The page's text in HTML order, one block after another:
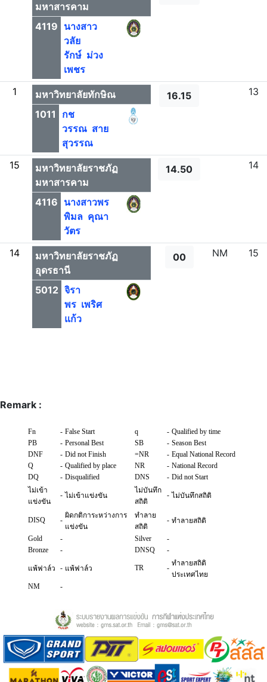
มหาสารคาม
4119 นางสาว
วลัย
รักษ์ ม่วง
เพชร
1
มหาวิทยาลัยทักษิณ
1011
กช
วรรณ สาย
สุวรรณ
16.15 13
15
มหาวิทยาลัยราชภัฏ
มหาสารคาม
4116 นางสาวพร
พิมล คุณา
วัตร
14.50 14
14
มหาวิทยาลัยราชภัฏ
อุดรธานี
5012 จิรา
พร เพริศ
แก้ว
00 NM 15
Remark :
Fn - False Start q - Qualified by time
PB
- Personal Best SB - Season Best
DNF
- Did not Finish =NR - Equal National Record
Q
- Qualified by place NR - National Record
DQ
- Disqualified DNS - Did not Start
ไม่เข้า
แข่งขัน
- ไม่เข้าแข่งขัน
ไม่บันทึก
สถิติ
- ไม่บันทึกสถิติ
DISQ -
ผิดกติการะหว่างการ
แข่งขัน
ทำลาย
สถิติ
- ทำลายสถิติ
Gold - Silver
-
Bronze
- DNSQ -
แพ้ฟาล์ว - แพ้ฟาล์ว TR -
ทำลายสถิติ
ประเทศไทย
NM
-